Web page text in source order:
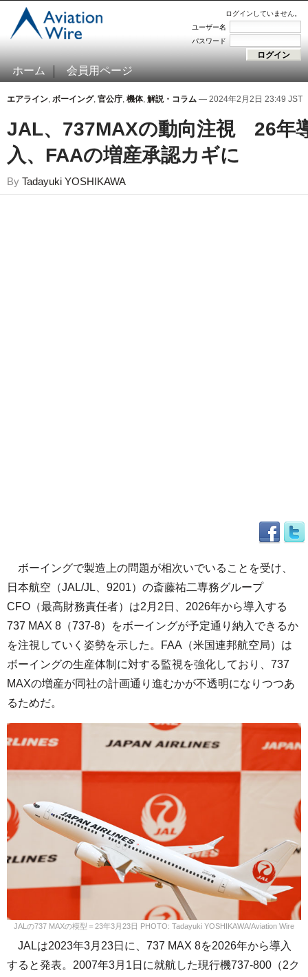
ログインしていません。
ユーザー名
パスワード
ホーム 会員用ページ
エアライン, ボーイング, 官公庁, 機体, 解説・コラム — 2024年2月2日 23:49 JST
JAL、737MAXの動向注視 26年
入、FAAの増産承認カギに
By Tadayuki YOSHIKAWA
ボーイングで製造上の問題が相次いでいることを受け、
日本航空（JAL/JL、9201）の斎藤祐二専務グループ
CFO（最高財務責任者）は2月2日、2026年から導入する
737 MAX 8（737-8）をボーイングが予定通り納入できるか
を注視していく姿勢を示した。FAA（米国連邦航空局）は
ボーイングの生産体制に対する監視を強化しており、737
MAXの増産が同社の計画通り進むかが不透明になりつつあ
るためだ。
JALの737 MAXの模型＝23年3月23日 PHOTO: Tadayuki YOSHIKAWA/Aviation Wire
JALは2023年3月23日に、737 MAX 8を2026年から導入
すると発表。2007年3月1日に就航した現行機737-800（2ク